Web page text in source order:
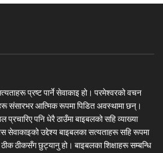
प्रष्ट पार्ने सेवाकाइ हो। परमेश्‍वरको वचन
संसारभर आत्मिक रूपमा पिडित अवस्थामा छन्।
प्रचारिए पनि धेरै ठाउँमा बाइबलको सहि व्याख्या
सेवाकाइको उद्देश्य बाइबलका सत्यताहरू सहि रूपमा
ठीकसँग छुट्यानु हो। बाइबलका शिक्षाहरू सम्बन्धि